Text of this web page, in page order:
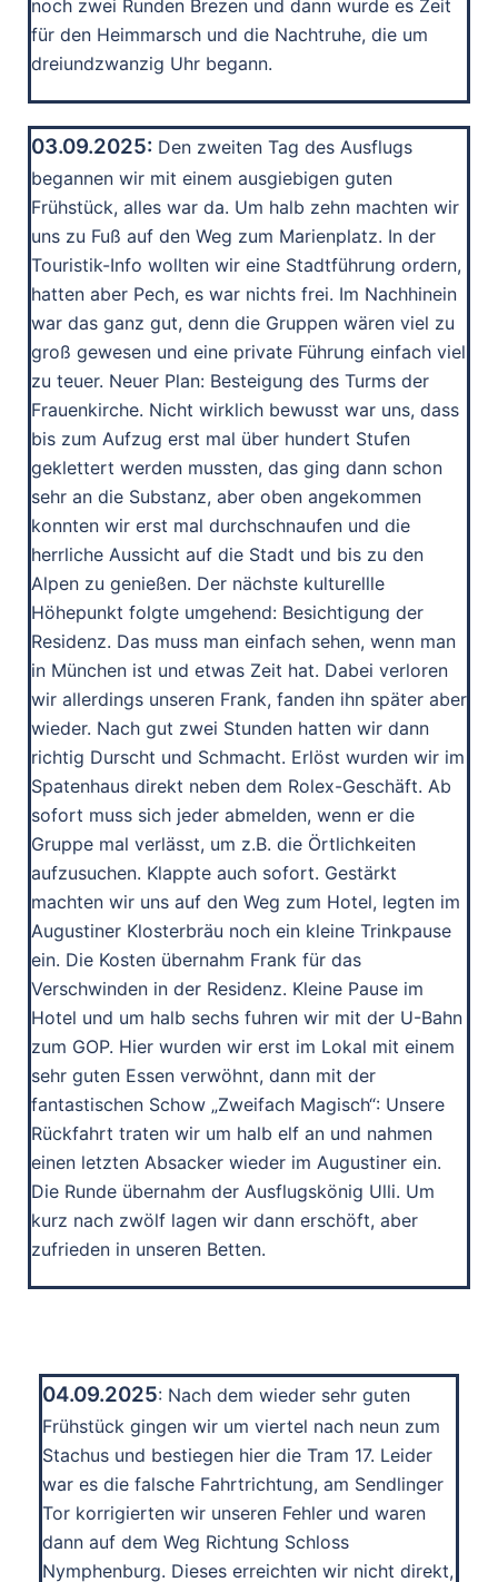
noch zwei Runden Brezen und dann wurde es Zeit
für den Heimmarsch und die Nachtruhe, die um
dreiundzwanzig Uhr begann.
03.09.2025: Den zweiten Tag des Ausflugs
begannen wir mit einem ausgiebigen guten
Frühstück, alles war da. Um halb zehn machten wir
uns zu Fuß auf den Weg zum Marienplatz. In der
Touristik-Info wollten wir eine Stadtführung ordern,
hatten aber Pech, es war nichts frei. Im Nachhinein
war das ganz gut, denn die Gruppen wären viel zu
groß gewesen und eine private Führung einfach viel
zu teuer. Neuer Plan: Besteigung des Turms der
Frauenkirche. Nicht wirklich bewusst war uns, dass
bis zum Aufzug erst mal über hundert Stufen
geklettert werden mussten, das ging dann schon
sehr an die Substanz, aber oben angekommen
konnten wir erst mal durchschnaufen und die
herrliche Aussicht auf die Stadt und bis zu den
Alpen zu genießen. Der nächste kulturellle
Höhepunkt folgte umgehend: Besichtigung der
Residenz. Das muss man einfach sehen, wenn man
in München ist und etwas Zeit hat. Dabei verloren
wir allerdings unseren Frank, fanden ihn später aber
wieder. Nach gut zwei Stunden hatten wir dann
richtig Durscht und Schmacht. Erlöst wurden wir im
Spatenhaus direkt neben dem Rolex-Geschäft. Ab
sofort muss sich jeder abmelden, wenn er die
Gruppe mal verlässt, um z.B. die Örtlichkeiten
aufzusuchen. Klappte auch sofort. Gestärkt
machten wir uns auf den Weg zum Hotel, legten im
Augustiner Klosterbräu noch ein kleine Trinkpause
ein. Die Kosten übernahm Frank für das
Verschwinden in der Residenz. Kleine Pause im
Hotel und um halb sechs fuhren wir mit der U-Bahn
zum GOP. Hier wurden wir erst im Lokal mit einem
sehr guten Essen verwöhnt, dann mit der
fantastischen Schow „Zweifach Magisch“: Unsere
Rückfahrt traten wir um halb elf an und nahmen
einen letzten Absacker wieder im Augustiner ein.
Die Runde übernahm der Ausflugskönig Ulli. Um
kurz nach zwölf lagen wir dann erschöft, aber
zufrieden in unseren Betten.
04.09.2025: Nach dem wieder sehr guten
Frühstück gingen wir um viertel nach neun zum
Stachus und bestiegen hier die Tram 17. Leider
war es die falsche Fahrtrichtung, am Sendlinger
Tor korrigierten wir unseren Fehler und waren
dann auf dem Weg Richtung Schloss
Nymphenburg. Dieses erreichten wir nicht direkt,